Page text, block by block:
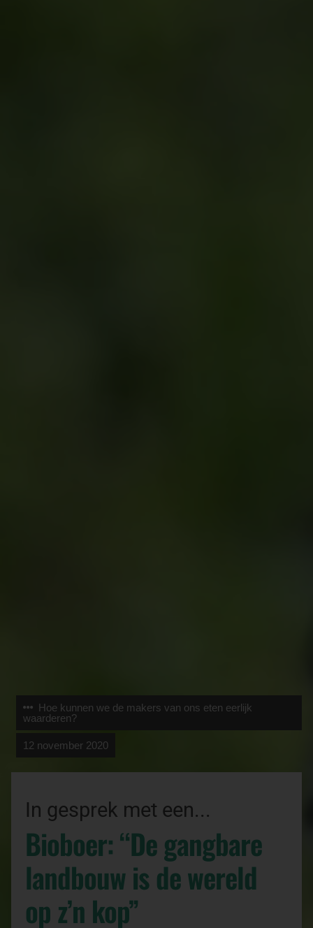
Hoe kunnen we de makers van ons eten eerlijk
waarderen?
12 november 2020
In gesprek met een...
Bioboer: “De gangbare
landbouw is de wereld
op z’n kop”